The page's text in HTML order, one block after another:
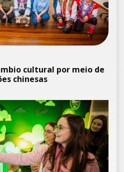
cultural por meio de
chinesas